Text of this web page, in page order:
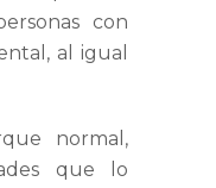
con
al igual
normal,
que lo